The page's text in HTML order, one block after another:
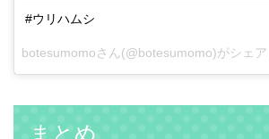
#ウリハムシ
botesumomoさん(@botesumomo)がシェ
まとめ